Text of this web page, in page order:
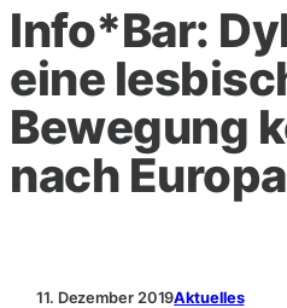
Info*Bar:
eine
Bewegung
nach Europa
11. Dezember 2019Aktuelles